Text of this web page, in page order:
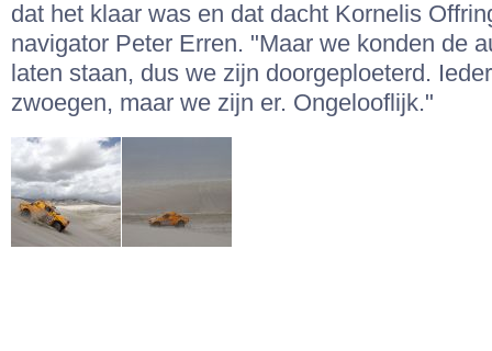
dat het klaar was en dat dacht Kornelis
navigator Peter Erren. "Maar we konden de
laten staan, dus we zijn doorgeploeterd.
zwoegen, maar we zijn er. Ongelooflijk."